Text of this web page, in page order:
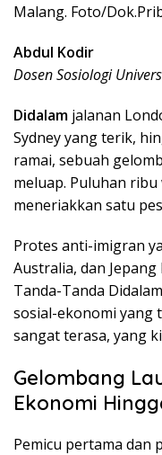
Malang. Foto/
Abdul Kodir
Dosen Sosiologi
Didalam jalanan
Sydney yang terik,
ramai, sebuah
meluap. Puluhan
meneriakkan satu
Protes anti-imigran
Australia, dan
Tanda-Tanda
sosial-ekonomi yang
sangat terasa, yang
Gelombang
Ekonomi
Pemicu pertama dan